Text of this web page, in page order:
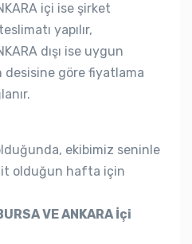
içi ise şirket
yapılır,
dışı ise uygun
desisine göre fiyatlama
ekibimiz seninle
olduğun hafta için
VE ANKARA İçi